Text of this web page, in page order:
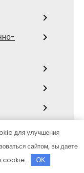
для улучшения
сайтом, вы даете
cookie.
OK